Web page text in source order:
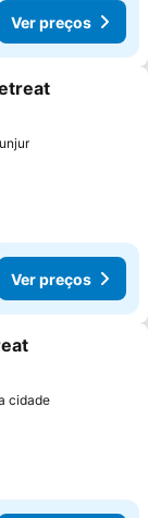
Ver preços
favoritos
Ver preços
favoritos
cidade